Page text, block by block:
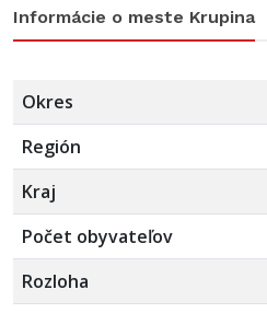
Informácie o meste Krupina
Okres
Región
Kraj
Počet obyvateľov
Rozloha